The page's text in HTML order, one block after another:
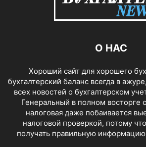
О НАС
Хороший сайт для хорошего
бухгалтерский баланс всегда в
всех новостей о бухгалтерском
Генеральный в полном восторге
налоговая даже побаивается
налоговой проверкой, потому
получать правильную информацию